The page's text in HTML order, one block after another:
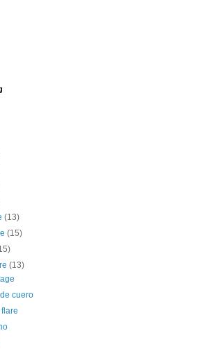
(13)
(15)
(13)
cuero